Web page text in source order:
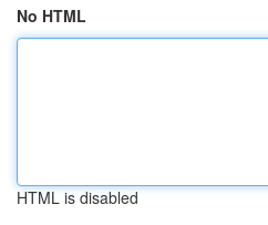
No HTML
HTML is disabled